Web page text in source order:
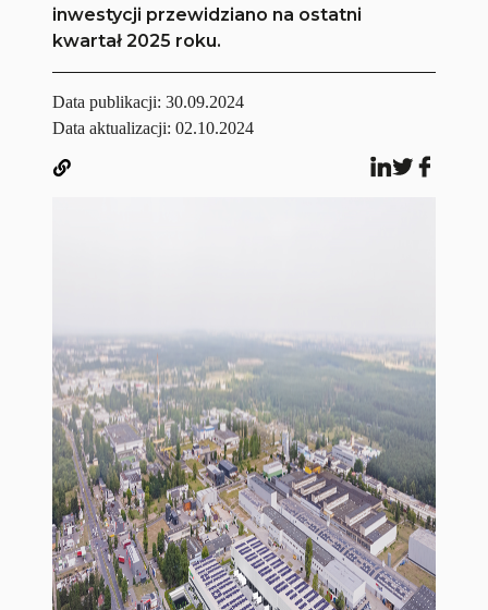
inwestycji przewidziano na ostatni
kwartał 2025 roku.
Data publikacji:30.09.2024
Data aktualizacji: 02.10.2024